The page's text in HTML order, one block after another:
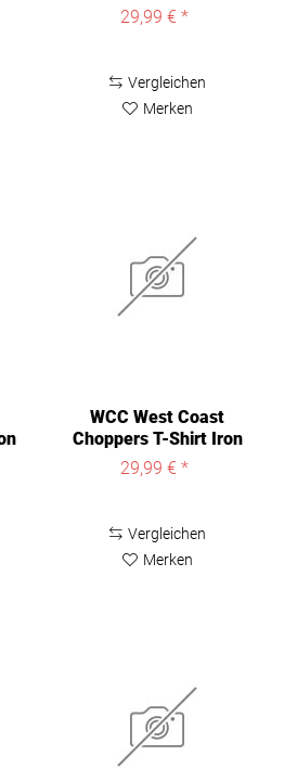
Cross Red...
29,99 € *
Vergleichen
Merken
WCC West Coast
Choppers T-Shirt Iron
Cross Red...
29,99 € *
Vergleichen
Merken